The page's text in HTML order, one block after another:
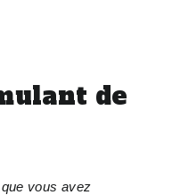
de
vous avez